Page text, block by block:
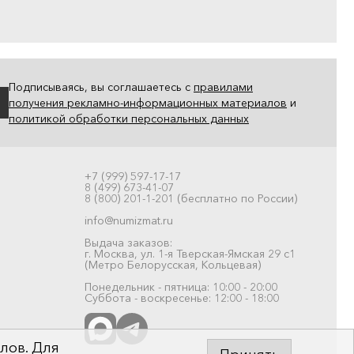
Подписываясь, вы соглашаетесь с правилами
получения рекламно-информационных материалов и
политикой обработки персональных данных
+7 (999) 597-17-17
8 (499) 673-41-07
8 (800) 201-1-201 (бесплатно по России)
info@numizmat.ru
Выдача заказов:
г. Москва, ул. 1-я Тверская-Ямская 29 с1
(Метро Белорусская, Кольцевая)
Понедельник - пятница: 10:00 - 20:00
Суббота - воскресенье: 12:00 - 18:00
Для